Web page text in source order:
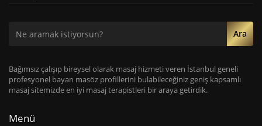
Ara
Bağımsız çalışıp bireysel olarak masaj hizmeti veren İstanbul geneli
profesyonel bayan masöz profillerini bulabileceğiniz geniş kapsamlı
masaj sitemizde en iyi masaj terapistleri bir araya getirdik.
Menü